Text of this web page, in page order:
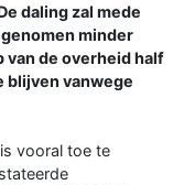
daling zal mede
minder
van de overheid half
blijven vanwege
vooral toe te